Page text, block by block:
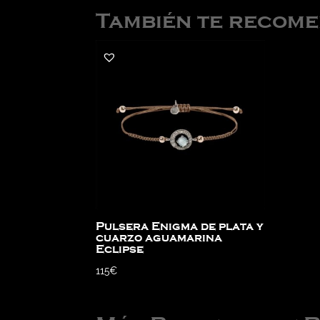
También te
Pulsera Enigma de plata y
cuarzo aguamarina
Eclipse
115€